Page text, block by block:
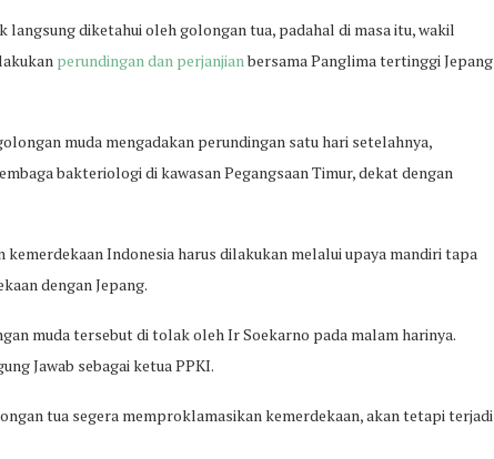
diketahui oleh golongan tua, padahal di masa itu, wakil
perundingan dan perjanjianbersama Panglima tertinggi Jepang
muda mengadakan perundingan satu hari setelahnya,
bakteriologi di kawasan Pegangsaan Timur, dekat dengan
Indonesia harus dilakukan melalui upaya mandiri tapa
dengan Jepang.
muda tersebut di tolak oleh Ir Soekarno pada malam harinya.
Jawab sebagai ketua PPKI.
tua segera memproklamasikan kemerdekaan, akan tetapi terjadi